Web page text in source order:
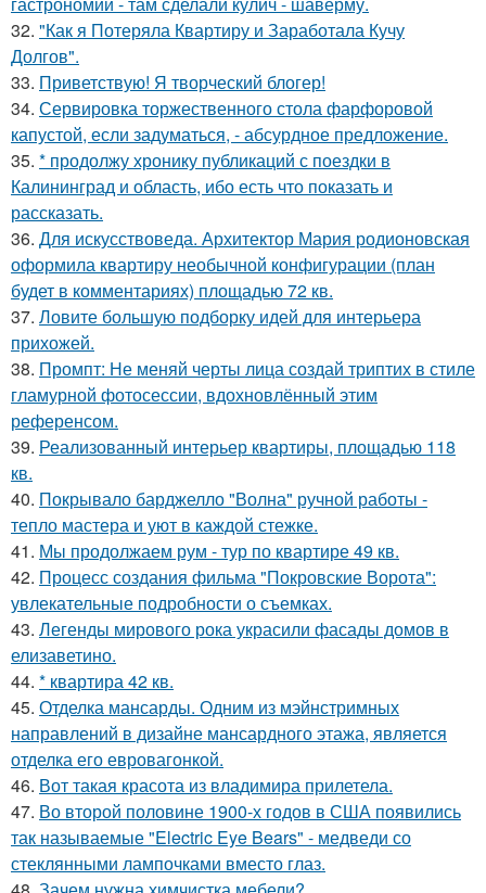
32. "Как я Потеряла Квартиру и Заработала Кучу
Долгов".
33. Приветствую! Я творческий блогер!
34. Сервировка торжественного стола фарфоровой
капустой, если задуматься, - абсурдное предложение.
35. * продолжу хронику публикаций с поездки в
Калининград и область, ибо есть что показать и
рассказать.
36. Для искусствоведа. Архитектор Мария родионовская
оформила квартиру необычной конфигурации (план
будет в комментариях) площадью 72 кв.
37. Ловите большую подборку идей для интерьера
прихожей.
38. Промпт: Не меняй черты лица создай триптих в стиле
гламурной фотосессии, вдохновлённый этим
референсом.
39. Реализованный интерьер квартиры, площадью 118
кв.
40. Покрывало барджелло "Волна" ручной работы -
тепло мастера и уют в каждой стежке.
41. Мы продолжаем рум - тур по квартире 49 кв.
42. Процесс создания фильма "Покровские Ворота":
увлекательные подробности о съемках.
43. Легенды мирового рока украсили фасады домов в
елизаветино.
44. * квартира 42 кв.
45. Отделка мансарды. Одним из мэйнстримных
направлений в дизайне мансардного этажа, является
отделка его евровагонкой.
46. Вот такая красота из владимира прилетела.
47. Во второй половине 1900-х годов в США появились
так называемые "Electric Eye Bears" - медведи со
стеклянными лампочками вместо глаз.